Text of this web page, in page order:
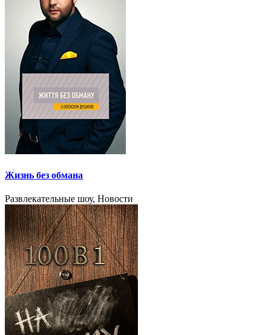
Жизнь без обмана
Развлекательные шоу, Новости